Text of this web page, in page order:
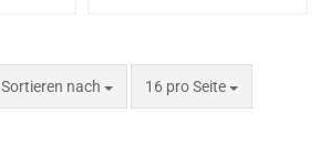
Sortieren nach 16 pro Seite